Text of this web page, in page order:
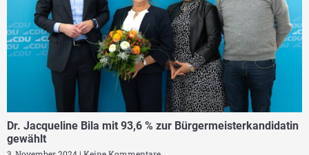
Dr. Jacqueline Bila mit 93,6 % zur Bürgermeisterkandidatin
gewählt